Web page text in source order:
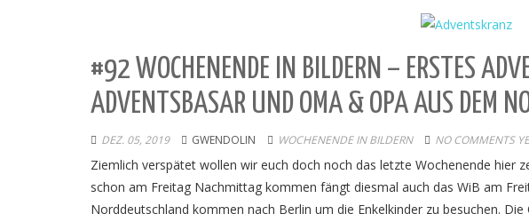
#92 WOCHENENDE IN BILDERN – ERSTES
ADVENTSBASAR UND OMA & OPA AUS DEM
DEZ. 05, 2019 GWENDOLIN WOCHENENDE IN BILDERN NO COMMENTS
Ziemlich verspätet wollen wir euch doch noch das letzte Wochenende hier
schon am Freitag Nachmittag kommen fängt diesmal auch das WiB am
Norddeutschland kommen nach Berlin um die Enkelkinder zu besuchen.